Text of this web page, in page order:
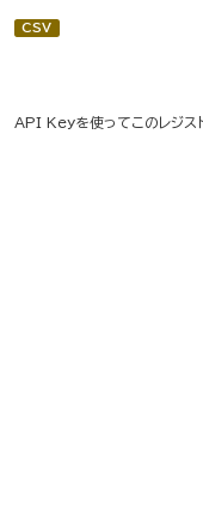
CSV
API Keyを使ってこのレジス